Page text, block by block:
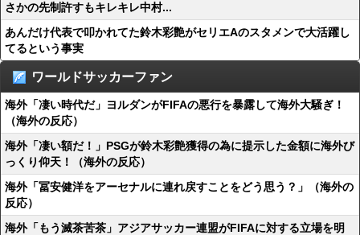
さかの先制許すもキレキレ中村...
あんだけ代表で叩かれてた鈴木彩艶がセリエAのスタメンで大活躍し
てるという事実
ワールドサッカーファン
海外「凄い時代だ」ヨルダンがFIFAの悪行を暴露して海外大騒ぎ！
（海外の反応）
海外「凄い額だ！」PSGが鈴木彩艶獲得の為に提示した金額に海外び
っくり仰天！（海外の反応）
海外「冨安健洋をアーセナルに連れ戻すことをどう思う？」（海外の
反応）
海外「もう滅茶苦茶」アジアサッカー連盟がFIFAに対する立場を明